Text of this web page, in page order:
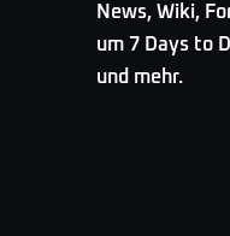
News, Wiki,
um 7 Days to
und mehr.